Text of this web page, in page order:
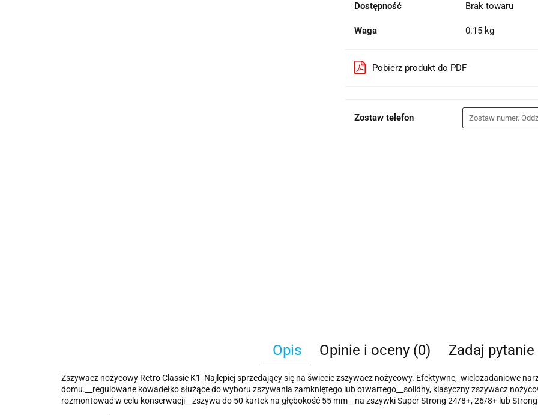
Dostępność Brak towaru
Waga 0.15 kg
Pobierz produkt do PDF
Zostaw telefon
Opis Opinie i oceny (0) Zadaj pytanie
Zszywacz nożycowy Retro Classic K1_Najlepiej sprzedający się na świecie zszywacz nożycowy. Efektywne,_wielozadaniowe
domu.__regulowane kowadełko służące do wyboru zszywania zamkniętego lub otwartego__solidny, klasyczny zszywacz
rozmontować w celu konserwacji__zszywa do 50 kartek na głębokość 55 mm__na zszywki Super Strong 24/8+, 26/8+ lub